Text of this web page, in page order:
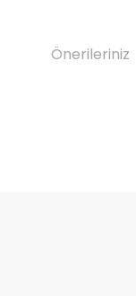
Önerileriniz